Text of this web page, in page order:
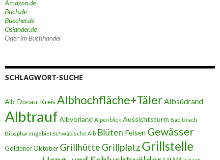
Amazon.de
Buch.de
Buecher.de
Osiander.de
Oder im Buchhandel
SCHLAGWORT-SUCHE
Alb-Donau-Kreis Albhochfläche+TälerAlbsüdrand
Albtrauf Albvorland Alpenblick Aussichtsturm Bad Urach
Biosphärengebiet Schwäbische Alb Blüten Felsen Gewässer
Goldener Oktober Grillhütte Grillplatz Grillstelle